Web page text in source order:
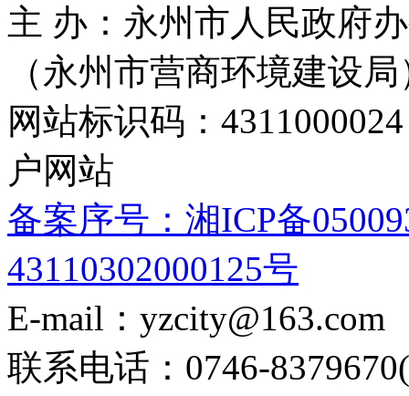
主 办：永州市人民政府
（永州市营商环境建设局
网站标识码：
户网站
备案序号：湘ICP备
43110302000125号
E-mail：yzcity@163.com
联系电话：0746-